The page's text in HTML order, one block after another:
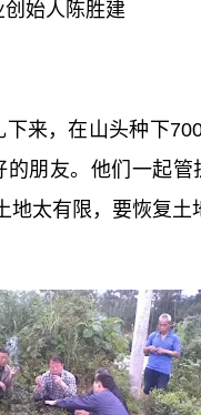
始人陈胜建
下来，在山头种下
的朋友。他们一起
地太有限，要恢复土